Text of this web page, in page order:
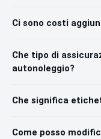
Ci sono costi
Che tipo di
autonoleggio?
Che significa
Come posso